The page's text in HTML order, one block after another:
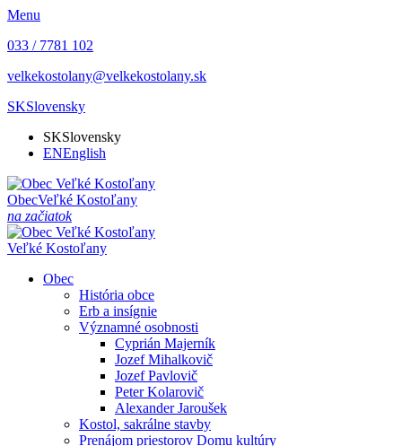
Menu
033 / 7781 102
velkekostolany@velkekostolany.sk
SKSlovensky
SKSlovensky
ENEnglish
ObecVeľké Kostoľany
na začiatok
Veľké Kostoľany
Obec
História obce
Erb a insígnie
Významné osobnosti
Cyprián Majerník
Jozef Mihalkovič
Jozef Pavlovič
Peter Kolarovič
Alexander Jaroušek
Kostol, sakrálne stavby
Prenájom priestorov Domu kultúry